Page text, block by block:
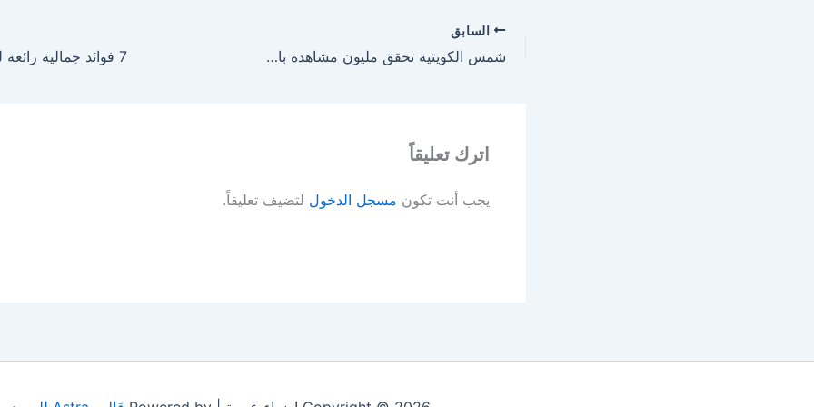
السابق
شمس الكويتية تحقق مليون مشاهدة باغنيتها .. ظلم قلبي 7 فوائد جمالية رائعة لزيت الفيتامين E
اترك تعليقاً
يجب أنت تكون مسجل الدخول لتضيف تعليقاً.